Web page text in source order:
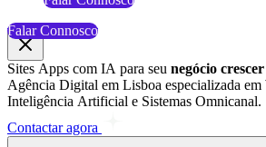
Falar Connosco
Sites Apps com IA para seu negócio crescer
Agência Digital em Lisboa especializada em
Inteligência Artificial e Sistemas Omnicanal.
Contactar agora